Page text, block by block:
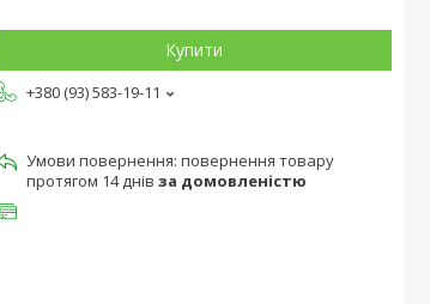
Купити
+380 (93) 583-19-11
повернення товару
протягом 14 днів за домовленістю